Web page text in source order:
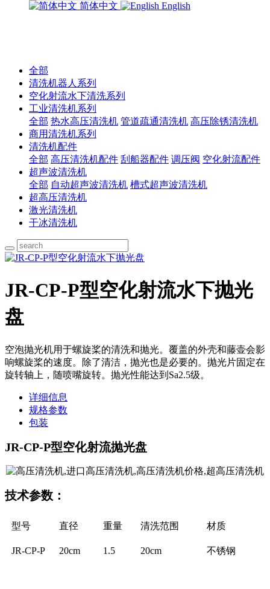
简体中文 English
全部
清洗机器人系列
空化射流水下清洗系列
工业清洗机系列
全部 热水高压清洗机 管道疏通清洗机 高压除锈清洗机
商用清洗机系列
清洗机配件
全部 高压清洗机配件 刮船器配件 调压阀 空化射流配件
超声波清洗机
全部 自动超声波清洗机 槽式超声波清洗机
超高压清洗机
激光清洗机
干冰清洗机
JR-CP-P型空化射流水下抛光
盘
空泡抛光机用于螺旋桨的清洗和抛光。覆盖的外壳和藤壶会影
响螺旋桨的速度。除了清洁，抛光也是必要的。抛光片固定在
旋转轴上，随喷嘴旋转。抛光性能达到Sa2.5级。
详细信息
规格参数
包装
JR-CP-P型空化射流抛光盘
技术参数：
型号 直径 重量 清洗范围 材质
JR-CP-P 20cm 1.5 20cm 不锈钢